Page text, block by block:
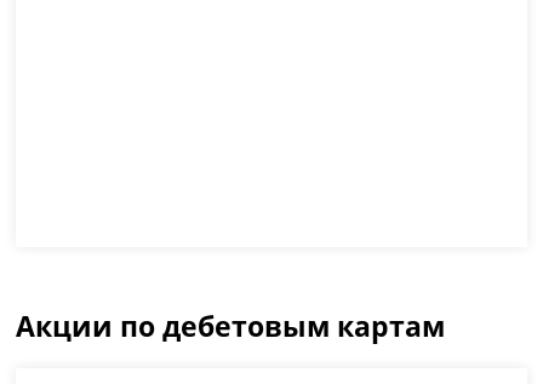
Акции по дебетовым картам